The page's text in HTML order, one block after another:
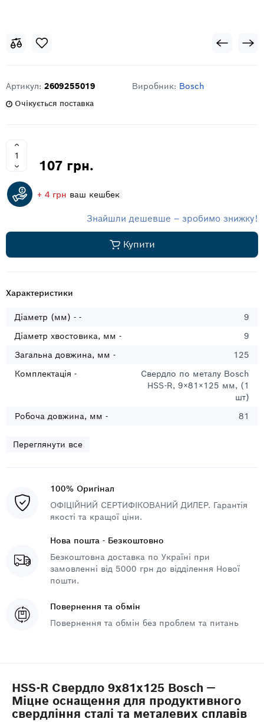
Артикул: 2609255019 Виробник: Bosch
Очікується поставка
107 грн.
+ 4 грн ваш кешбек
Знайшли дешевше – зробимо знижку!
Купити
Характеристики
Діаметр (мм) - -
9
Діаметр хвостовика, мм -
9
Загальна довжина, мм -
125
Комплектація -
Свердло по металу Bosch
HSS-R, 9×81×125 мм, (1
шт)
Робоча довжина, мм -
81
Переглянути все
100% Оригінал
ОФІЦІЙНИЙ СЕРТИФІКОВАНИЙ ДИЛЕР. Гарантія
якості та кращої ціни.
Нова пошта - Безкоштовно
Безкоштовна доставка по Україні при
замовленні від 5000 грн до відділення Нової
пошти.
Повернення та обмін
Повернення та обмін без проблем та питань
HSS-R Свердло 9x81x125 Bosch —
Міцне оснащення для продуктивного
свердління сталі та металевих сплавів